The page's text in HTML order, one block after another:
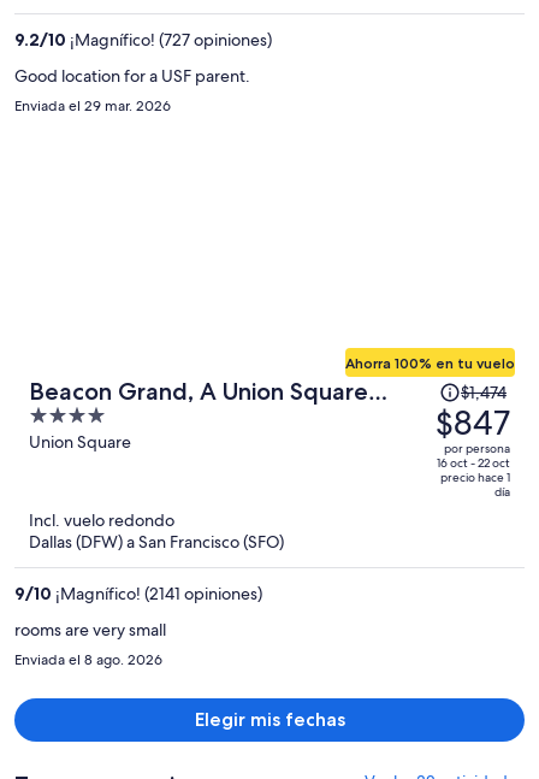
9.2/10 ¡Magnífico! (727 opiniones)
Good location for a USF parent.
Enviada el 29 mar. 2026
Beacon Grand, A Union Square
Hotel
4
out
Union Square
Ahorra 100% en tu vuelo
El
precio
era
de
$1,474
es
$1,474
$847
por persona
16 oct - 22 oct
precio hace 1
día
Incl. vuelo redondo
Dallas (DFW) a San Francisco (SFO)
9/10 ¡Magnífico! (2141 opiniones)
rooms are very small
Enviada el 8 ago. 2026
Elegir mis fechas